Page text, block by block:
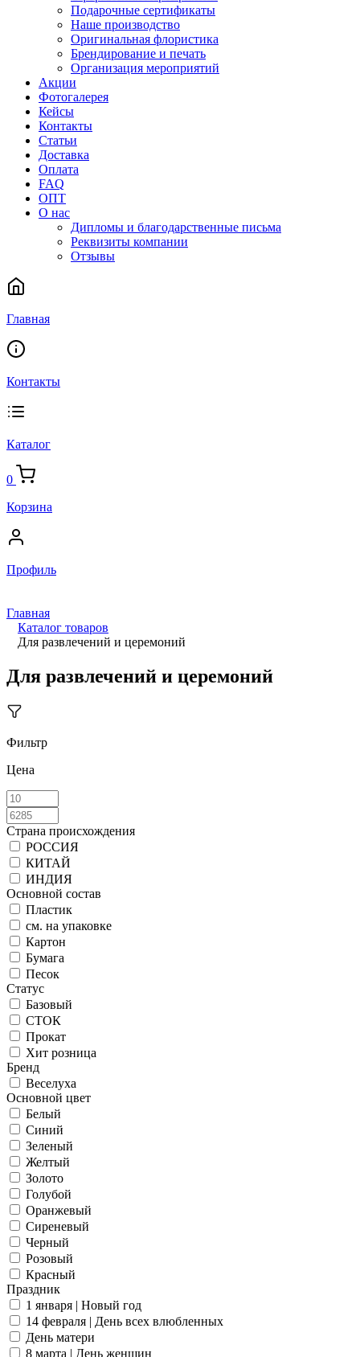
Подарочные сертификаты
Наше производство
Оригинальная флористика
Брендирование и печать
Организация мероприятий
Акции
Фотогалерея
Кейсы
Контакты
Статьи
Доставка
Оплата
FAQ
ОПТ
О нас
Дипломы и благодарственные письма
Реквизиты компании
Отзывы
Главная
Контакты
Каталог
0
Корзина
Профиль
Главная
Каталог товаров
Для развлечений и церемоний
Для развлечений и церемоний
Фильтр
Цена
Страна происхождения
РОССИЯ
КИТАЙ
ИНДИЯ
Основной состав
Пластик
см. на упаковке
Картон
Бумага
Песок
Статус
Базовый
СТОК
Прокат
Хит розница
Бренд
Веселуха
Основной цвет
Белый
Синий
Зеленый
Желтый
Золото
Голубой
Оранжевый
Сиреневый
Черный
Розовый
Красный
Праздник
1 января | Новый год
14 февраля | День всех влюбленных
День матери
8 марта | День женщин